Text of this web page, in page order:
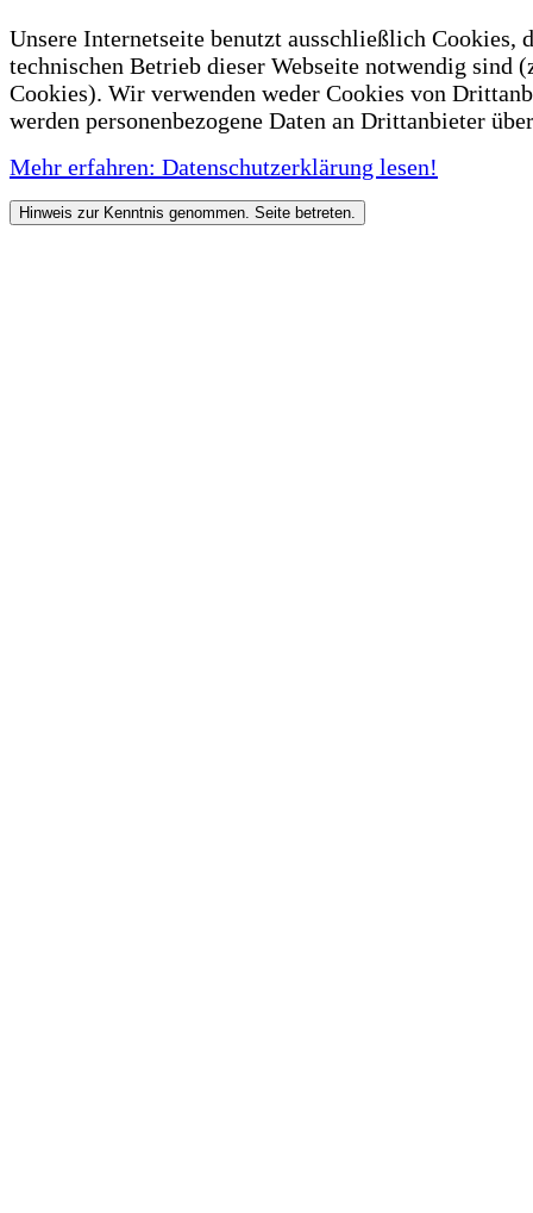
Unsere Internetseite benutzt ausschließlich Cookies,
technischen Betrieb dieser Webseite notwendig sind
Cookies). Wir verwenden weder Cookies von
werden personenbezogene Daten an Drittanbieter
Mehr erfahren: Datenschutzerklärung lesen!
Hinweis zur Kenntnis genommen. Seite betreten.